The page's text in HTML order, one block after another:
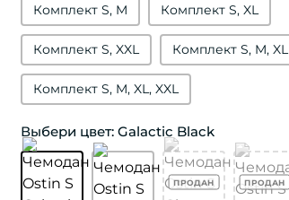
Комплект S, M Комплект S, XL
Комплект S, XXL Комплект S, M, XL
Комплект S, M, XL, XXL
Выбери цвет: Galactic Black